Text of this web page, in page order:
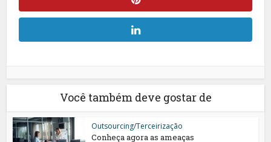
Você também deve gostar de
Outsourcing/Terceirização
Conheça agora as ameaças